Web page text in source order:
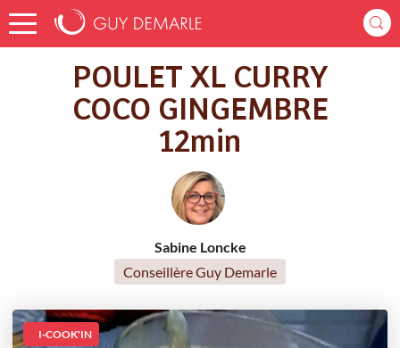
Accueil
Recettes
POULET XL CURRY COCO GINGEMBRE 12min
POULET XL CURRY
COCO GINGEMBRE
12min
Sabine Loncke
Conseillère Guy Demarle
I-COOK'IN